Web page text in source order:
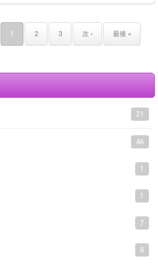
1 2 3 次 › 最後 »
21
46
1
1
7
8